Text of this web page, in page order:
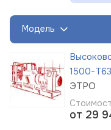
Модель
1500-
ЭТРО
от 29